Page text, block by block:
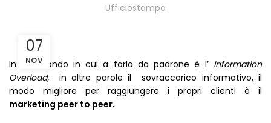
Ufficiostampa
07
NOV
In un mondo in cui a farla da padrone è l’ Information
Overload, in altre parole il sovraccarico informativo, il
modo migliore per raggiungere i propri clienti è il
marketing peer to peer.